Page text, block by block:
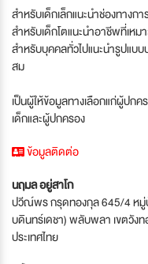
สำหรับเด็กเล็กแนะนำช่องทางก
สำหรับเด็กโตแนะนำอาชีพที่เห
สำหรับบุคคลทั่วไปแนะนำรูปแบ
สม
เป็นผู้ให้ข้อมูลทางเลือกแก่ผู้ปกค
เด็กและผู้ปกครอง
ข้อมูลติดต่อ
นฤมล อยู่สาโก
ปวีณ์พร กรุดทองกุล 645/4 หมู่
บดินทร์เดชา) พลับพลา เขตวัง
ประเทศไทย